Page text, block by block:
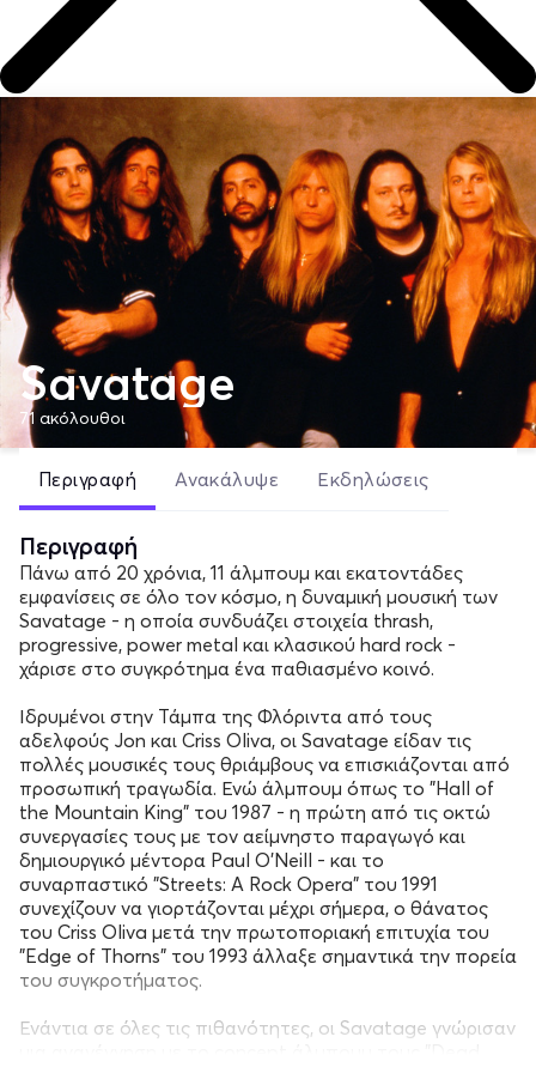
Savatage
71 ακόλουθοι
Περιγραφή Ανακάλυψε Εκδηλώσεις
Περιγραφή
Πάνω από 20 χρόνια, 11 άλμπουμ και εκατοντάδες
εμφανίσεις σε όλο τον κόσμο, η δυναμική μουσική των
Savatage - η οποία συνδυάζει στοιχεία thrash,
progressive, power metal και κλασικού hard rock -
χάρισε στο συγκρότημα ένα παθιασμένο κοινό.
Ιδρυμένοι στην Τάμπα της Φλόριντα από τους
αδελφούς Jon και Criss Oliva, οι Savatage είδαν τις
πολλές μουσικές τους θριάμβους να επισκιάζονται από
προσωπική τραγωδία. Ενώ άλμπουμ όπως το "Hall of
the Mountain King" του 1987 - η πρώτη από τις οκτώ
συνεργασίες τους με τον αείμνηστο παραγωγό και
δημιουργικό μέντορα Paul O'Neill - και το
συναρπαστικό "Streets: A Rock Opera" του 1991
συνεχίζουν να γιορτάζονται μέχρι σήμερα, ο θάνατος
του Criss Oliva μετά την πρωτοποριακή επιτυχία του
"Edge of Thorns" του 1993 άλλαξε σημαντικά την πορεία
του συγκροτήματος.
Ενάντια σε όλες τις πιθανότητες, οι Savatage γνώρισαν